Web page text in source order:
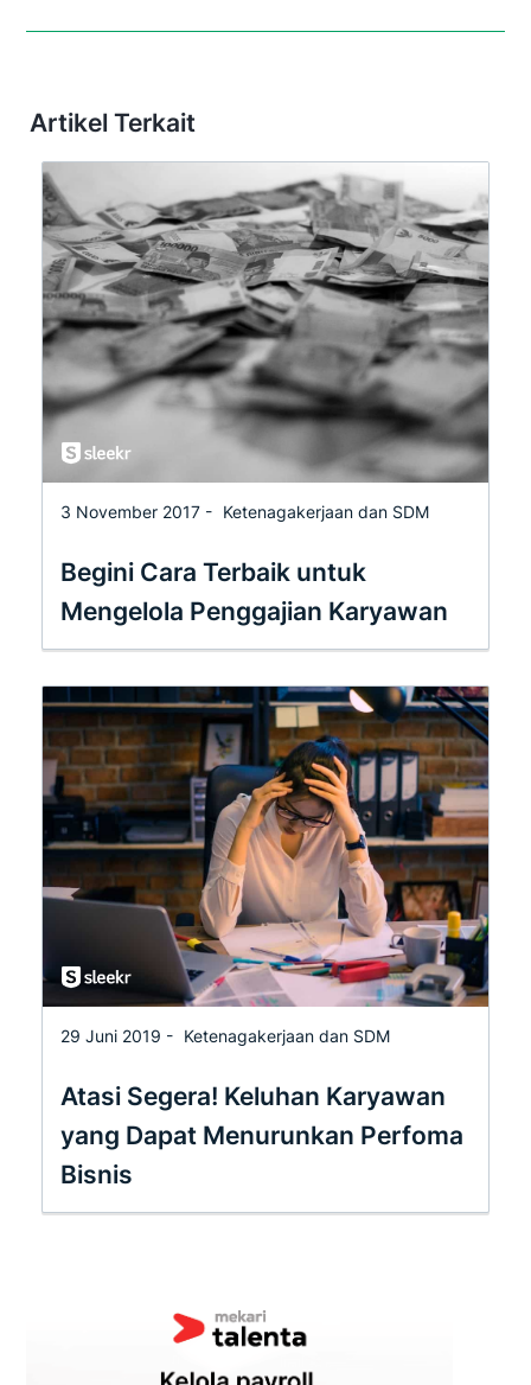
Artikel Terkait
3 November 2017 - Ketenagakerjaan dan SDM
Begini Cara Terbaik untuk
Mengelola Penggajian Karyawan
29 Juni 2019 - Ketenagakerjaan dan SDM
Atasi Segera! Keluhan Karyawan
yang Dapat Menurunkan Perfoma
Bisnis